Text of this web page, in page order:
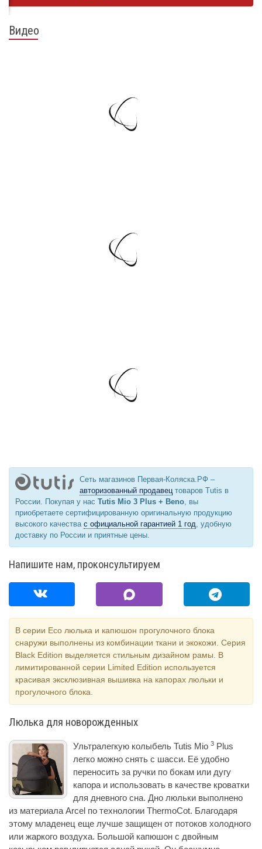
Видео
Сеть магазинов Первая-Коляска.РФ –
авторизованный продавецтоваров Tutis в
России. Покупая у нас Tutis Mio 3 Plus + Beno, вы
приобретаете сертифицированную оригинальную продукцию
высокого качества с официальной гарантией 1 год, удобную
доставку по России и приятные цены.
Напишите нам, проконсультируем
В серии Eco люлька и капюшон прогулочного блока
снаружи выполнены из комбинации ткани и экокожи. Серия
Black Edition выделяется стильным дизайном рамы. В
лимитированной серии Limited Edition используется
красивая эксклюзивная вышивка на капорах люльки и
прогулочного блока.
Люлька для новорожденных
Ультралегкую колыбель Tutis Mio 3 Plus
легко можно снять с шасси. Её удобно
переносить за ручки по бокам или дугу
капора и использовать в качестве кроватки
для дневного сна. Дно люльки выполнено
из материала Arcel по технологии ThermoCot. Благодаря
этому младенец еще лучше защищен от потоков холодного
или жаркого воздуха. Большой капюшон с двойным